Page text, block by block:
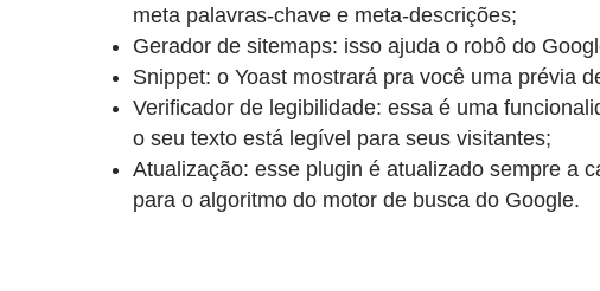
meta palavras-chave e meta-descrições;
Gerador de sitemaps: isso ajuda o robô do
Snippet: o Yoast mostrará pra você uma prévia
Verificador de legibilidade: essa é uma
o seu texto está legível para seus visitantes;
Atualização: esse plugin é atualizado sempre a
para o algoritmo do motor de busca do Google.